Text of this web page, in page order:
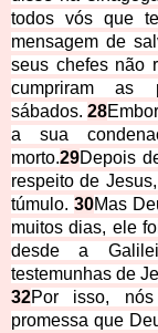
todos vós que
mensagem de
seus chefes não
cumpriram
sábados.28
a sua
morto.29Depois
respeito de
túmulo.30Mas
muitos dias, ele
desde a
testemunhas de
32Por isso,
promessa que